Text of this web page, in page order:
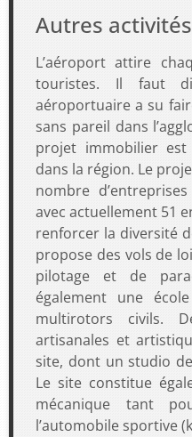
Autres activités
L’aéroport attire
touristes. Il faut
aéroportuaire a su
sans pareil dans
projet immobilier est
dans la région. Le
nombre
avec actuellement 51
renforcer la diversité
propose des vols de
pilotage et de
également une
multirotors civils.
artisanales et
site, dont un studio
Le site constitue
mécanique tant
l’automobile sportive